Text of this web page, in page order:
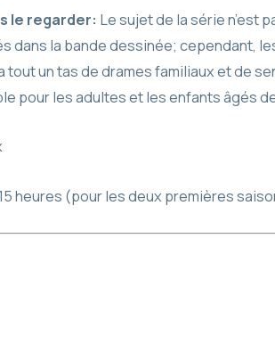
le regarder: Le sujet de la série n’est
dans la bande dessinée; cependant,
tout un tas de drames familiaux et de
pour les adultes et les enfants âgés
heures (pour les deux premières